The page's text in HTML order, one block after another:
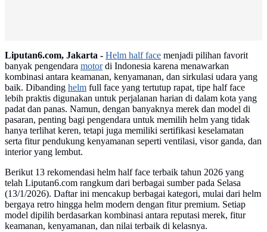
Liputan6.com, Jakarta - Helm half face menjadi pilihan favorit
banyak pengendara motordi Indonesia karena menawarkan
kombinasi antara keamanan, kenyamanan, dan sirkulasi udara yang
baik. Dibanding helm full face yang tertutup rapat, tipe half face
lebih praktis digunakan untuk perjalanan harian di dalam kota yang
padat dan panas. Namun, dengan banyaknya merek dan model di
pasaran, penting bagi pengendara untuk memilih helm yang tidak
hanya terlihat keren, tetapi juga memiliki sertifikasi keselamatan
serta fitur pendukung kenyamanan seperti ventilasi, visor ganda, dan
interior yang lembut.
Berikut 13 rekomendasi helm half face terbaik tahun 2026 yang
telah Liputan6.com rangkum dari berbagai sumber pada Selasa
(13/1/2026). Daftar ini mencakup berbagai kategori, mulai dari helm
bergaya retro hingga helm modern dengan fitur premium. Setiap
model dipilih berdasarkan kombinasi antara reputasi merek, fitur
keamanan, kenyamanan, dan nilai terbaik di kelasnya.